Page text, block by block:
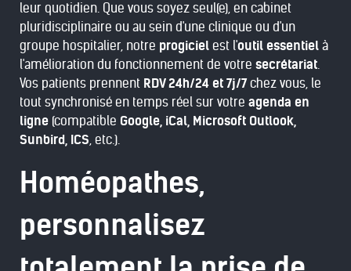
leur quotidien. Que vous soyez seul(e), en cabinet
pluridisciplinaire ou au sein d'une clinique ou d'un
groupe hospitalier, notre progiciel est l'outil essentiel à
l'amélioration du fonctionnement de votre secrétariat.
Vos patients prennent RDV 24h/24 et 7j/7chez vous, le
tout synchronisé en temps réel sur votre agenda en
ligne (compatible Google, iCal, Microsoft Outlook,
Sunbird, ICS, etc.).
Homéopathes,
personnalisez